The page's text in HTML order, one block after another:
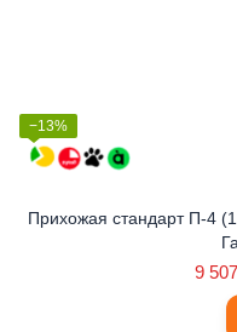
−13%
Прихожая стандарт П-4
9